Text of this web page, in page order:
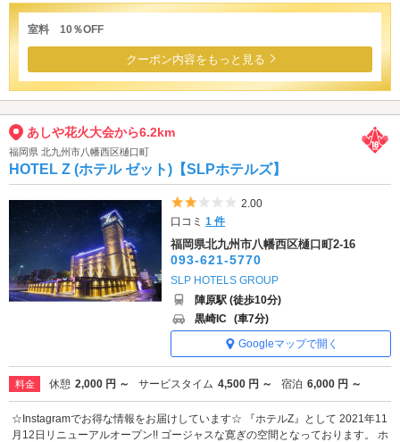
室料 10％OFF
クーポン内容をもっと見る
あしや花火大会から6.2km
福岡県 北九州市八幡西区樋口町
HOTEL Z (ホテル ゼット)【SLPホテルズ】
5つ星のうち2
2.00
口コミ1 件
福岡県北九州市八幡西区樋口町2-16
093-621-5770
SLP HOTELS GROUP
陣原駅 (徒歩10分)
黒崎IC (車7分)
Googleマップで開く
料金 休憩 2,000 円 ～ サービスタイム 4,500 円 ～ 宿泊 6,000 円 ～
☆Instagramでお得な情報をお届けしています☆ 『ホテルZ』として 2021年11
月12日リニューアルオープン!! ゴージャスな寛ぎの空間となっております。 ホ